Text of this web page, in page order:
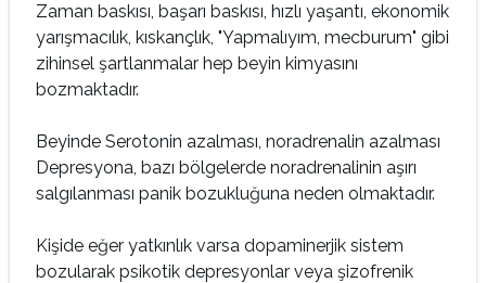
Zaman baskısı, başarı baskısı, hızlı yaşantı, ekonomik
yarışmacılık, kıskançlık, "Yapmalıyım, mecburum" gibi
zihinsel şartlanmalar hep beyin kimyasını
bozmaktadır.
Beyinde Serotonin azalması, noradrenalin azalması
Depres­yona, bazı bölgelerde noradrenalinin aşırı
salgılanması panik bozukluğuna neden olmaktadır.
Kişide eğer yatkınlık varsa dopaminerjik sistem
bozularak psikotik depresyonlar veya şizofrenik